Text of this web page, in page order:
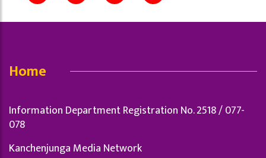
Home
Information Department Registration No. 2518 / 077-
078
Kanchenjunga Media Network